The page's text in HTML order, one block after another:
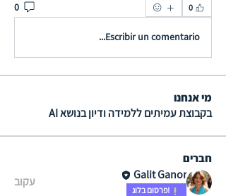
0
0
Escribir un comentario...
מי אנחנו
בקבוצת עמיתים ללמידה ודיון בנושא AI
חברים
Galit Ganor
!פרסום בלוג
עקוב